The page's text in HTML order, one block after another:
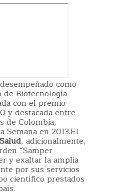
como
Biotecnología
con el premio
y destacada entre
de Colombia,
Semana en 2013.El
, adicionalmente,
“Samper
y exaltar la amplia
por sus servicios
científico prestados